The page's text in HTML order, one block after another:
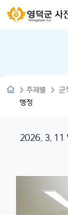
사
주제별 군
행정
2026. 3. 11